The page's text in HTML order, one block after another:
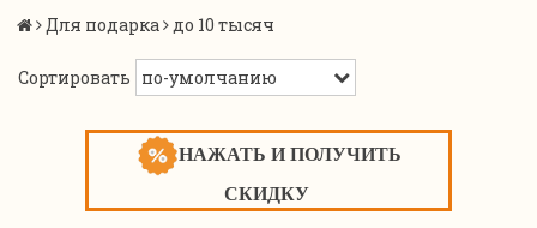
Для подарка до 10 тысяч
Сортировать
НАЖАТЬ И ПОЛУЧИТЬ
СКИДКУ